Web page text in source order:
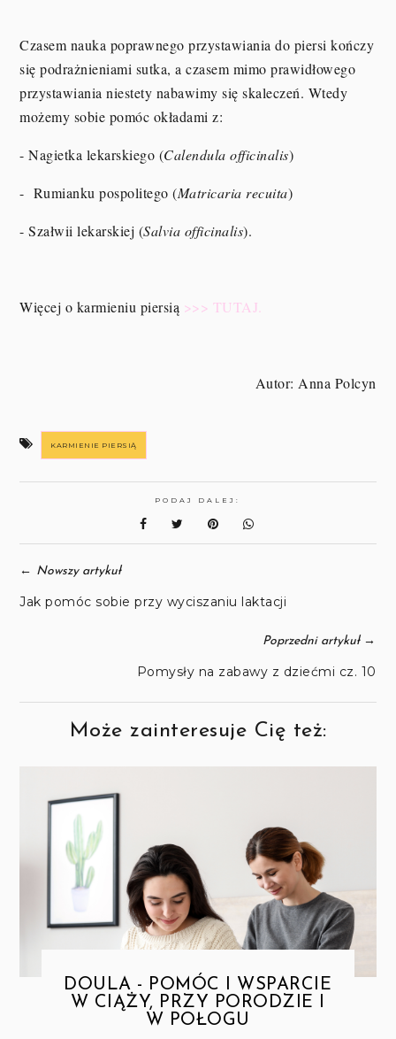
Czasem nauka poprawnego przystawiania do piersi kończy
się podrażnieniami sutka, a czasem mimo prawidłowego
przystawiania niestety nabawimy się skaleczeń. Wtedy
możemy sobie pomóc okładami z:
- Nagietka lekarskiego (Calendula officinalis)
- Rumianku pospolitego (Matricaria recuita)
- Szałwii lekarskiej (Salvia officinalis).
Więcej o karmieniu piersią >>> TUTAJ.
Autor: Anna Polcyn
KARMIENIE PIERSIĄ
PODAJ DALEJ:
← Nowszy artykuł
Jak pomóc sobie przy wyciszaniu laktacji
Poprzedni artykuł→
Pomysły na zabawy z dziećmi cz. 10
Może zainteresuje Cię też:
DOULA - POMÓC I WSPARCIE
W CIĄŻY, PRZY PORODZIE I
W POŁOGU